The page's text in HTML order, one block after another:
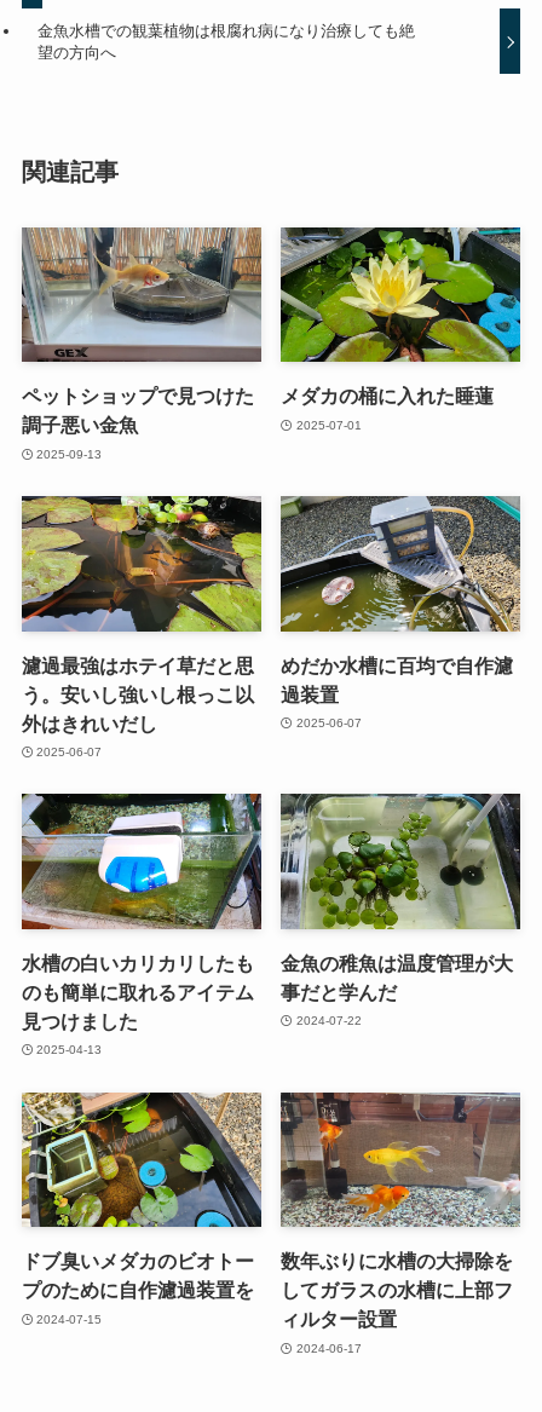
金魚水槽での観葉植物は根腐れ病になり治療しても絶
望の方向へ
関連記事
ペットショップで見つけた
調子悪い金魚
2025-09-13
メダカの桶に入れた睡蓮
2025-07-01
濾過最強はホテイ草だと思
う。安いし強いし根っこ以
外はきれいだし
2025-06-07
めだか水槽に百均で自作濾
過装置
2025-06-07
水槽の白いカリカリしたも
のも簡単に取れるアイテム
見つけました
2025-04-13
金魚の稚魚は温度管理が大
事だと学んだ
2024-07-22
ドブ臭いメダカのビオトー
プのために自作濾過装置を
2024-07-15
数年ぶりに水槽の大掃除を
してガラスの水槽に上部フ
ィルター設置
2024-06-17